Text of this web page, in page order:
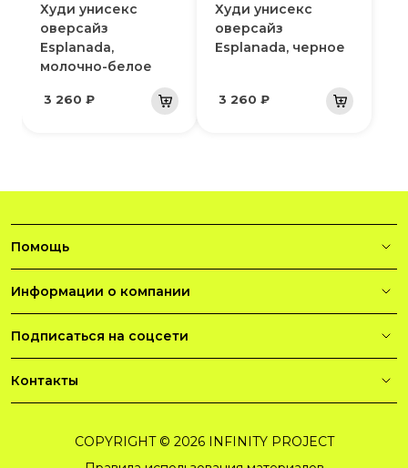
Худи унисекс
оверсайз
Esplanada,
молочно-белое
3 260 ₽
Худи унисекс
оверсайз
Esplanada, черное
3 260 ₽
Помощь
Информации о компании
Подписаться на соцсети
Контакты
COPYRIGHT © 2026 INFINITY PROJECT